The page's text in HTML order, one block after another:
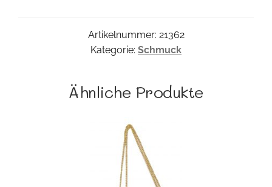
Artikelnummer: 21362
Kategorie: Schmuck
Ähnliche Produkte